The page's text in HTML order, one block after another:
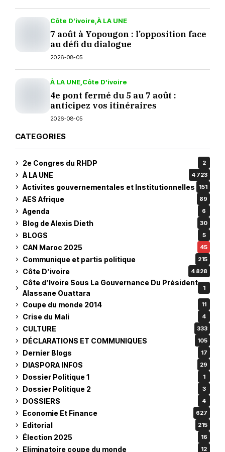
Côte D’ivoire À LA UNE
7 août à Yopougon : l’opposition face
au défi du dialogue
2026-08-05
À LA UNE Côte D’ivoire
4e pont fermé du 5 au 7 août :
anticipez vos itinéraires
2026-08-05
CATEGORIES
2e Congres du RHDP 2
À LA UNE 4 723
Activites gouvernementales et Institutionnelles 151
AES Afrique 89
Agenda 6
Blog de Alexis Dieth 30
BLOGS 5
CAN Maroc 2025 45
Communique et partis politique 215
Côte D’ivoire 4 828
Côte d’Ivoire Sous La Gouvernance Du Président
Alassane Ouattara
1
Coupe du monde 2014 11
Crise du Mali 4
CULTURE 333
DÉCLARATIONS ET COMMUNIQUES 105
Dernier Blogs 17
DIASPORA INFOS 29
Dossier Politique 1 1
Dossier Politique 2 3
DOSSIERS 4
Economie Et Finance 627
Editorial 215
Élection 2025 16
Eliminatoire coupe du monde 12